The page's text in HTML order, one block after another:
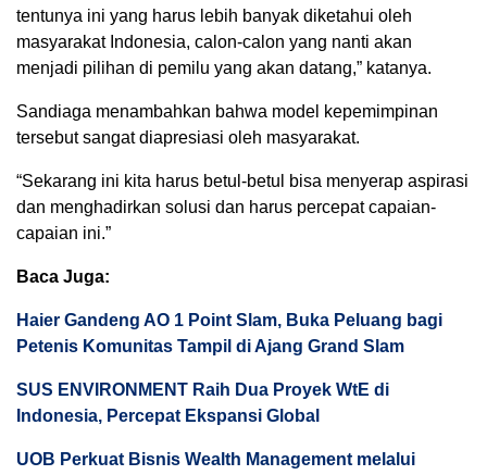
tentunya ini yang harus lebih banyak diketahui oleh
masyarakat Indonesia, calon-calon yang nanti akan
menjadi pilihan di pemilu yang akan datang,” katanya.
Sandiaga menambahkan bahwa model kepemimpinan
tersebut sangat diapresiasi oleh masyarakat.
“Sekarang ini kita harus betul-betul bisa menyerap aspirasi
dan menghadirkan solusi dan harus percepat capaian-
capaian ini.”
Baca Juga:
Haier Gandeng AO 1 Point Slam, Buka Peluang bagi
Petenis Komunitas Tampil di Ajang Grand Slam
SUS ENVIRONMENT Raih Dua Proyek WtE di
Indonesia, Percepat Ekspansi Global
UOB Perkuat Bisnis Wealth Management melalui